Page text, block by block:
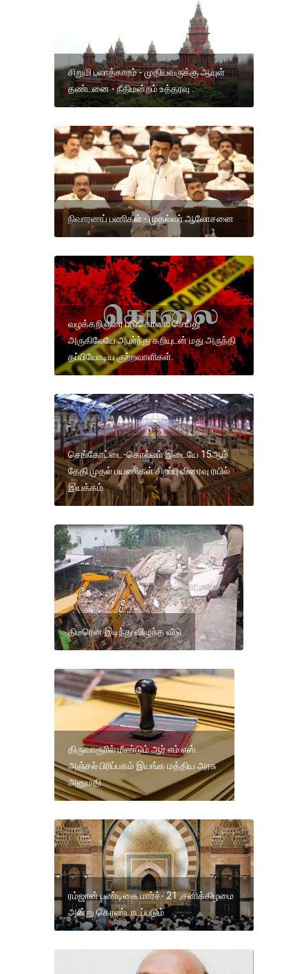
சிறுமி பலாத்காரம் - முதியவருக்கு ஆயுள்
தண்டனை - நீதிமன்றம் உத்தரவு .
நிவாரணப் பணிகள் - முதல்வர் ஆலோசனை
வழக்கறிஞரை படுகொலை செய்து
அருகிலேயே அமர்ந்து கறியுடன் மது அருந்தி
தப்பியோடிய குற்றவாளிகள்.
செங்கோட்டை-கொல்லம் இடையே 15ஆம்
தேதி முதல் பயணிகள் சிறப்பு விரைவு ரயில்
இயக்கம் .
திடீரென இடிந்து விழுந்த வீடு
திருவாரூரில் மீண்டும் ஆர்.எம்.எஸ்.
அஞ்சல் பிரிப்பகம் இயங்க மத்திய அரசு
அனுமதி.
ரம்ஜான் பண்டிகை மார்ச்- 21 ,சனிக்கிழமை
அன்று கொண்டாடப்படும்